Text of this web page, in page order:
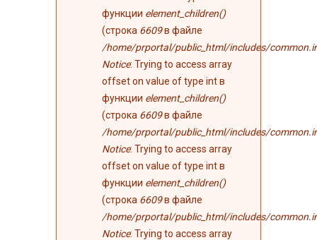
функции element_children()
(строка 6609в файле
/home/prportal/public_html/includes/
Notice: Trying to access array
offset on value of type int в
функции element_children()
(строка 6609в файле
/home/prportal/public_html/includes/
Notice: Trying to access array
offset on value of type int в
функции element_children()
(строка 6609в файле
/home/prportal/public_html/includes/
Notice: Trying to access array